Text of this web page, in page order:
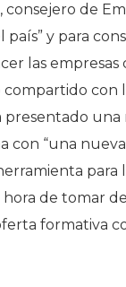
de
y para
las empresas
con
con “una
para
de tomar
formativa